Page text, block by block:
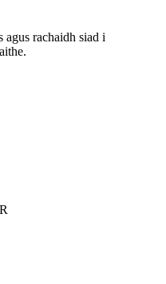
rachaidh siad i